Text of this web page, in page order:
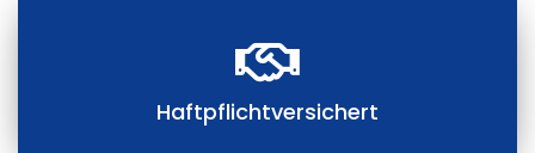
Haftpflichtversichert